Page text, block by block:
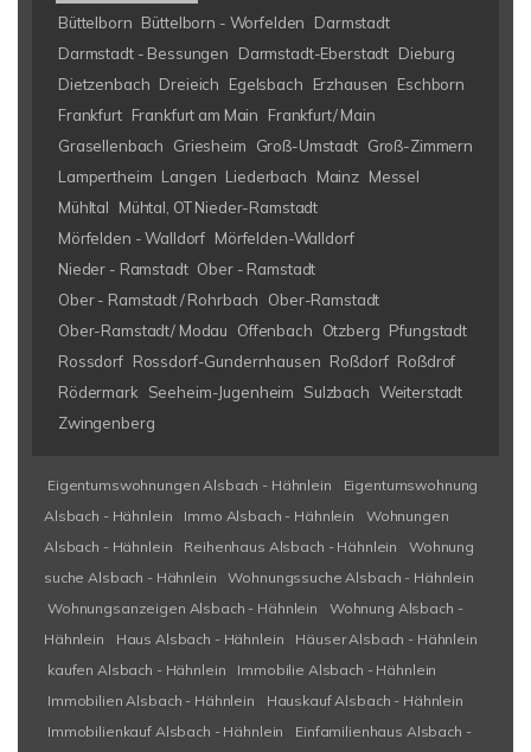
Büttelborn Büttelborn - Worfelden
Darmstadt
Darmstadt - Bessungen
Darmstadt-Eberstadt Dieburg
Dietzenbach Dreieich Egelsbach Erzhausen
Eschborn
Frankfurt Frankfurt am Main
Frankfurt/ Main
Grasellenbach
Griesheim Groß-Umstadt Groß-Zimmern
Lampertheim Langen Liederbach Mainz Messel
Mühltal
Mühtal, OT Nieder-Ramstadt
Mörfelden - Walldorf Mörfelden-Walldorf
Nieder - Ramstadt Ober - Ramstadt
Ober - Ramstadt / Rohrbach
Ober-Ramstadt
Ober-Ramstadt/ Modau
Offenbach Otzberg Pfungstadt
Rossdorf Rossdorf-Gundernhausen Roßdorf Roßdrof
Rödermark
Seeheim-Jugenheim Sulzbach Weiterstadt
Zwingenberg
Eigentumswohnungen Alsbach - Hähnlein
Eigentumswohnung
Alsbach - Hähnlein
Immo Alsbach - Hähnlein
Wohnungen
Alsbach - Hähnlein
Reihenhaus Alsbach - Hähnlein
Wohnung
suche Alsbach - Hähnlein
Wohnungssuche Alsbach - Hähnlein
Wohnungsanzeigen Alsbach - Hähnlein
Wohnung Alsbach -
Hähnlein
Haus Alsbach - Hähnlein
Häuser Alsbach - Hähnlein
kaufen Alsbach - Hähnlein
Immobilie Alsbach - Hähnlein
Immobilien Alsbach - Hähnlein
Hauskauf Alsbach - Hähnlein
Immobilienkauf Alsbach - Hähnlein
Einfamilienhaus Alsbach -